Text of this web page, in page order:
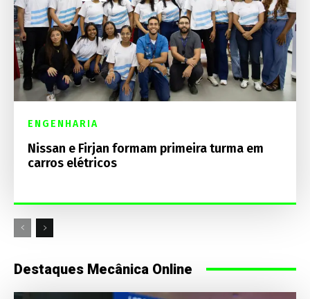
ENGENHARIA
Nissan e Firjan formam primeira turma em
carros elétricos
Destaques Mecânica Online